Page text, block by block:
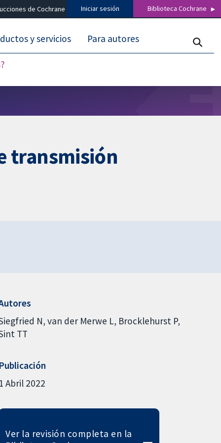
de Cochrane Iniciar sesión Biblioteca Cochrane
y servicios Para autores
transmisión
N van der Merwe L Brocklehurst P
TT
Publicación
1 Abril 2022
Ver la revisión completa en la